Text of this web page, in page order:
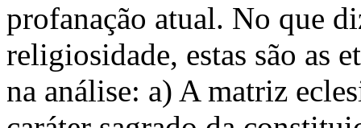
profanação atual. No que
religiosidade, estas são as
na análise: a) A matriz